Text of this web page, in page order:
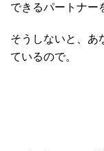
できるパートナー
そうしないと、あ
ているので。